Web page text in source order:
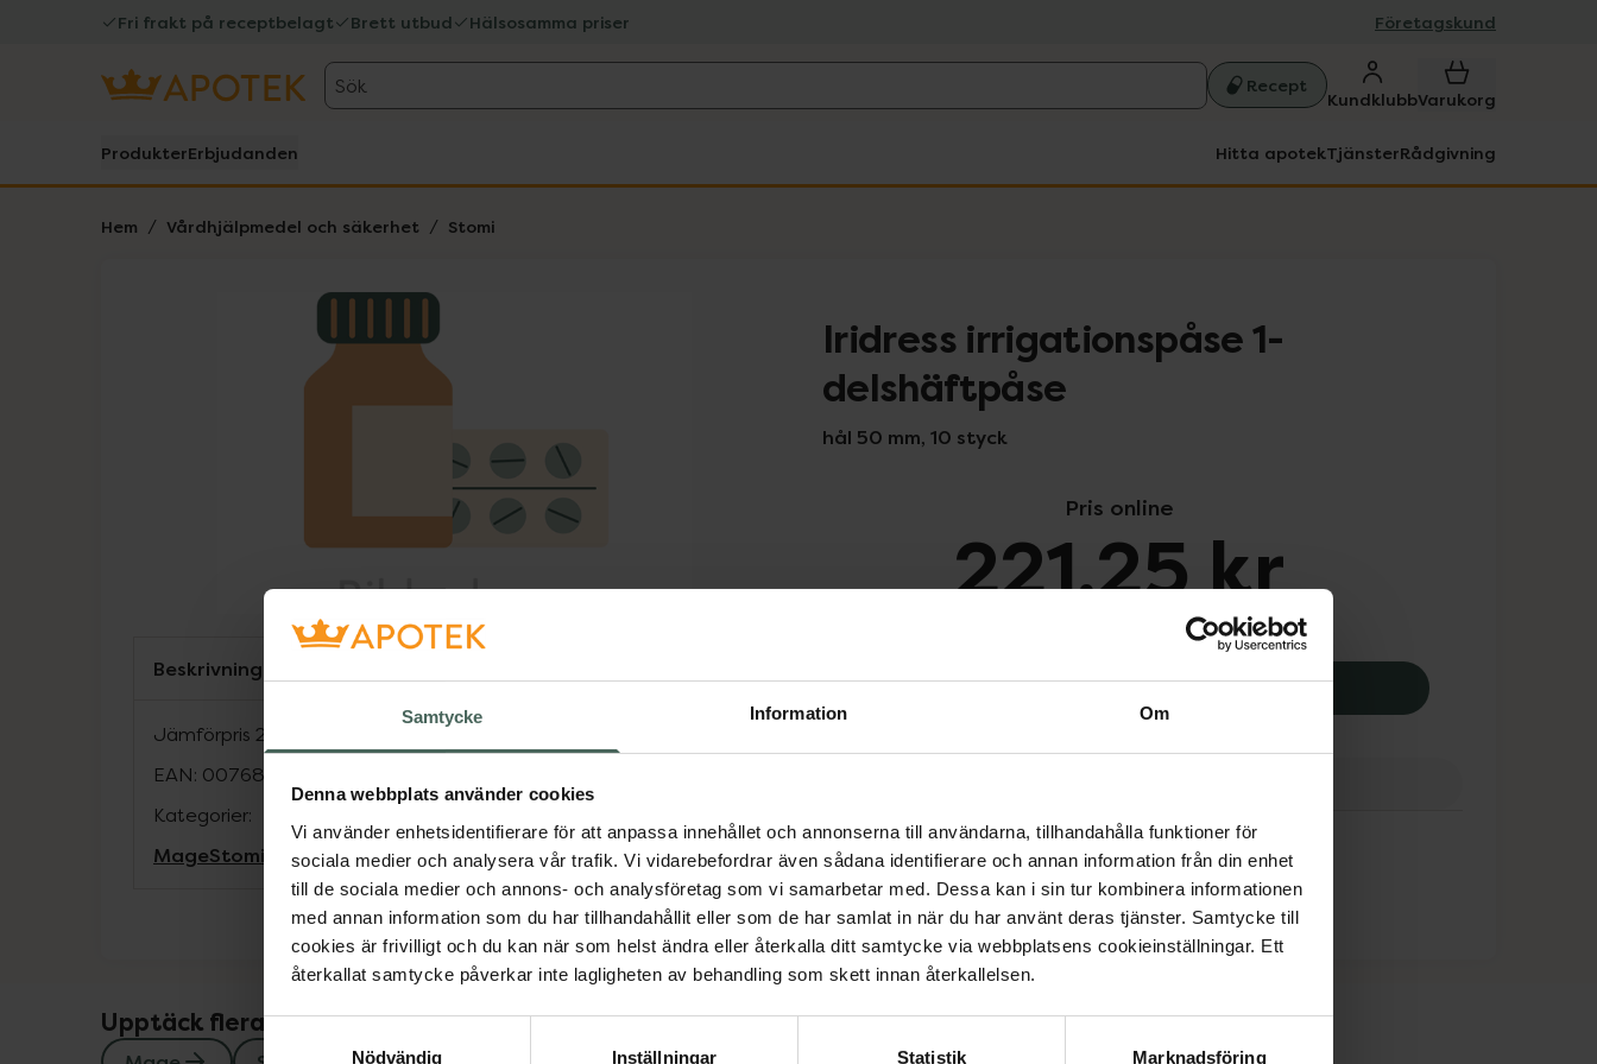
Samtycke Information Om
Denna webbplats använder cookies
Vi använder enhetsidentifierare för att anpassa innehållet och annonserna till användarna, tillhandahålla funktioner för
sociala medier och analysera vår trafik. Vi vidarebefordrar även sådana identifierare och annan information från din enhet
till de sociala medier och annons- och analysföretag som vi samarbetar med. Dessa kan i sin tur kombinera informationen
med annan information som du har tillhandahållit eller som de har samlat in när du har använt deras tjänster. Samtycke till
cookies är frivilligt och du kan när som helst ändra eller återkalla ditt samtycke via webbplatsens cookieinställningar. Ett
återkallat samtycke påverkar inte lagligheten av behandling som skett innan återkallelsen.
Samtyckesval
Nödvändig
Inställningar Statistik Marknadsföring
Fri frakt på receptbelagt Brett utbud Hälsosamma priser Företagskund
Sök Recept
KundklubbVarukorg
ProdukterErbjudanden Hitta apotekTjänsterRådgivning
Hem Vårdhjälpmedel och säkerhet Stomi
Lista: . Innehåller 1 objekt.
Iridress irrigationspåse 1-
delshäftpåse
hål 50 mm, 10 styck
Pris online
221,25 kr
221,25 kr
KöpIridress irrigationspåse 1-
Aktuella erbjudanden
Beskrivning
Jämförpris 22,13 kr
EAN: 00768455011881
Kategorier:
MageStomi
Upptäck flera produkter inom